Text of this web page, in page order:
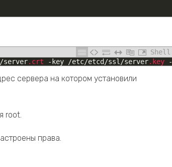
Shell
/server.crt - key /etc/etcd /ssl /server.key -
сервера на котором установили
root.
права.